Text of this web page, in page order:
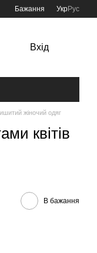
Бажання УкрРус
Вхід
жіночий одяг
квітів
В бажання